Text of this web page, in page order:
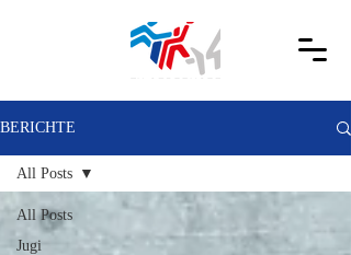
BERICHTE
All Posts
Jugi
All Posts